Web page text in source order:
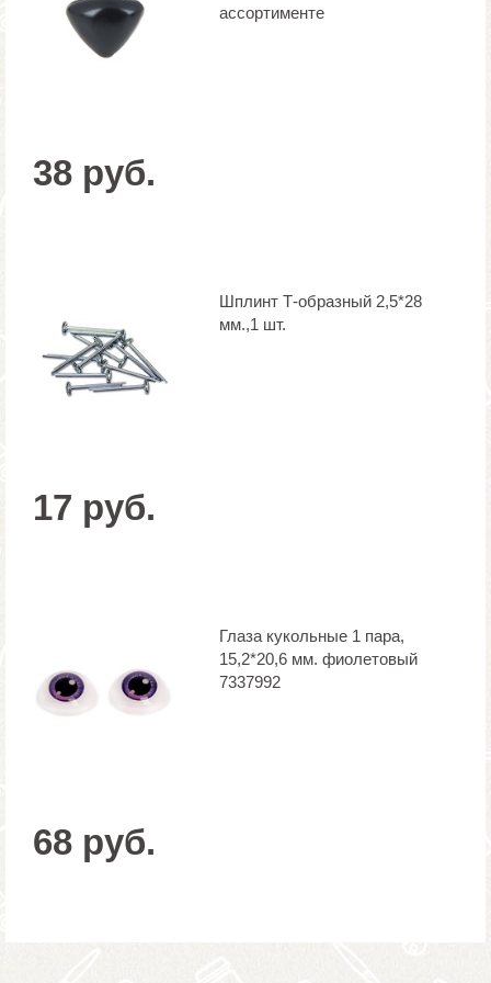
ассортименте
38 руб.
Шплинт Т-образный 2,5*28
мм.,1 шт.
17 руб.
Глаза кукольные 1 пара,
15,2*20,6 мм. фиолетовый
7337992
68 руб.